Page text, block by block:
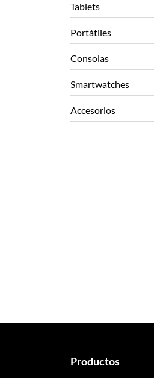
Tablets
Portátiles
Consolas
Smartwatches
Accesorios
Productos